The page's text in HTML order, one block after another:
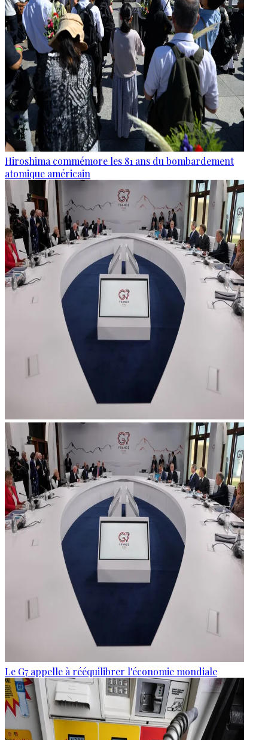
Hiroshima commémore les 81 ans du bombardement
atomique américain
Le G7 appelle à rééquilibrer l'économie mondiale